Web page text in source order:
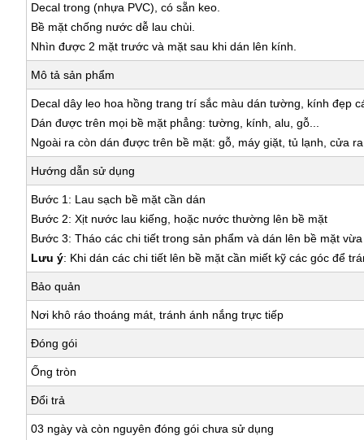
Decal trong (nhựa PVC), có sẵn keo.
Bề mặt chống nước dễ lau chùi.
Nhìn được 2 mặt trước và mặt sau khi dán lên kính.
Mô tả sản phẩm
Decal dây leo hoa hồng trang trí sắc màu dán tường, kính đẹp
Dán được trên mọi bề mặt phẳng: tường, kính, alu, gỗ...
Ngoài ra còn dán được trên bề mặt: gỗ, máy giặt, tủ lạnh, cửa
Hướng dẫn sử dụng
Bước 1: Lau sạch bề mặt cần dán
Bước 2: Xịt nước lau kiếng, hoặc nước thường lên bề mặt
Bước 3: Tháo các chi tiết trong sản phẩm và dán lên bề mặt
Lưu ý: Khi dán các chi tiết lên bề mặt cần miết kỹ các góc để
Bảo quản
Nơi khô ráo thoáng mát, tránh ánh nắng trực tiếp
Đóng gói
Ống tròn
Đổi trả
03 ngày và còn nguyên đóng gói chưa sử dụng